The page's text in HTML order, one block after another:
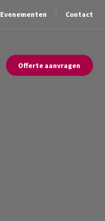
Evenementen Contact
Offerte aanvragen